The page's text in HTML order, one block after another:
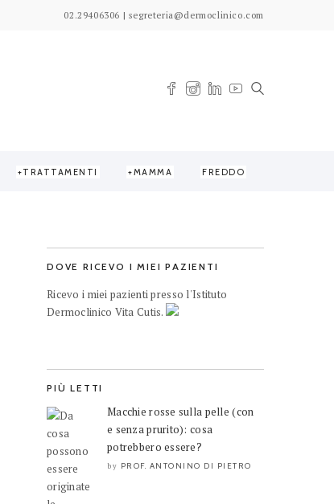
02.29406306 | segreteria@dermoclinico.com
TRATTAMENTI MAMMA FREDDO
DOVE RICEVO I MIEI PAZIENTI
Ricevo i miei pazienti presso l'Istituto
Dermoclinico Vita Cutis.
PIÙ LETTI
Macchie rosse sulla pelle (con
e senza prurito): cosa
potrebbero essere?
by PROF. ANTONINO DI PIETRO